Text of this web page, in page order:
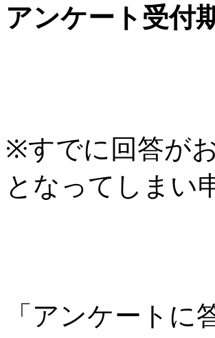
アンケート受付
※すでに回答が
となってしまい
「アンケート